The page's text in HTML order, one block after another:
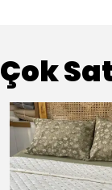
Çok